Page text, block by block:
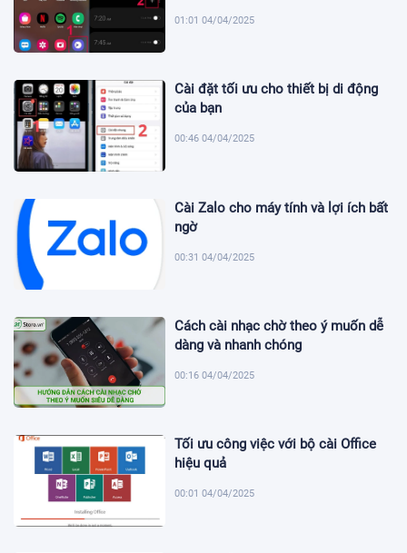
01:01 04/04/2025
Cài đặt tối ưu cho thiết bị di động
của bạn
00:46 04/04/2025
Cài Zalo cho máy tính và lợi ích bất
ngờ
00:31 04/04/2025
Cách cài nhạc chờ theo ý muốn dễ
dàng và nhanh chóng
00:16 04/04/2025
Tối ưu công việc với bộ cài Office
hiệu quả
00:01 04/04/2025